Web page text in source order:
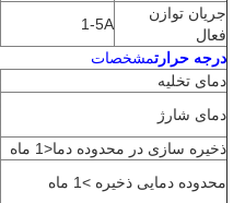
جریان توازن
فعال
1-5A
درجه حرارتمشخصات
دمای تخلیه
دمای شارژ
ذخیره سازی در محدوده دما<1 ماه
محدوده دمایی ذخیره >1 ماه